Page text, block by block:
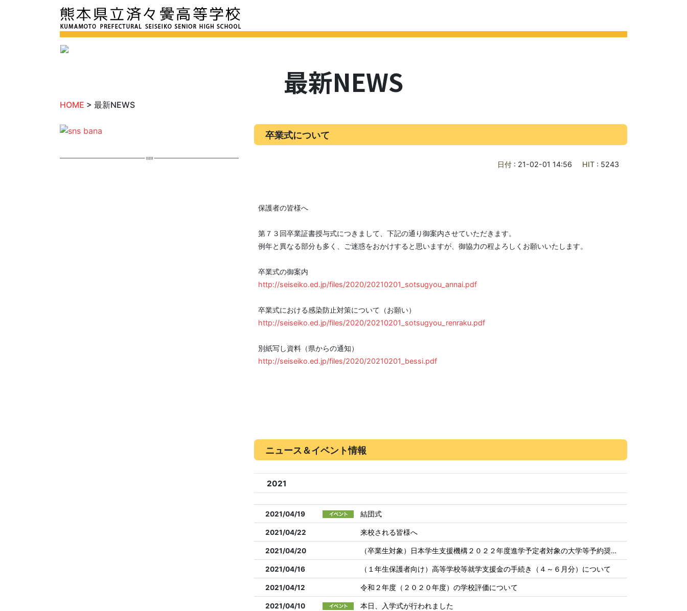
最新NEWS
HOME > 最新NEWS
卒業式について
日付 : 21-02-01 14:56 HIT : 5243
保護者の皆様へ
第７３回卒業証書授与式につきまして、下記の通り御案内させていただきます。
例年と異なる部分も多く、ご迷惑をおかけすると思いますが、御協力の程よろしくお願いいたします。
卒業式の御案内
http://seiseiko.ed.jp/files/2020/20210201_sotsugyou_annai.pdf
卒業式における感染防止対策について（お願い）
http://seiseiko.ed.jp/files/2020/20210201_sotsugyou_renraku.pdf
別紙写し資料（県からの通知）
http://seiseiko.ed.jp/files/2020/20210201_bessi.pdf
ニュース＆イベント情報
2021
2021/04/19 結団式
2021/04/22 来校される皆様へ
2021/04/20 （卒業生対象）日本学生支援機構２０２２年度進学予定者対象の大学等予約奨…
2021/04/16 （１年生保護者向け）高等学校等就学支援金の手続き（４～６月分）について
2021/04/12 令和２年度（２０２０年度）の学校評価について
2021/04/10 本日、入学式が行われました